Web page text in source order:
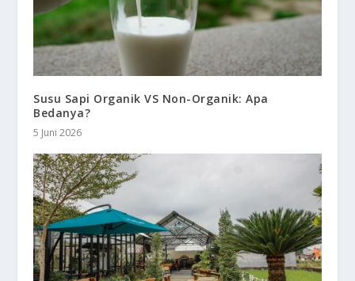
Susu Sapi Organik VS Non-Organik: Apa
Bedanya?
5 Juni 2026